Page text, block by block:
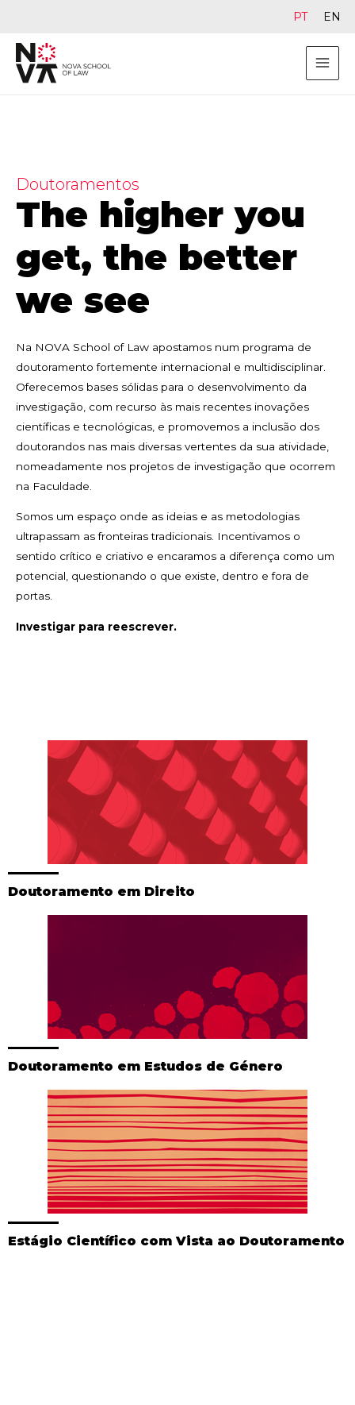
Doutoramentos
The higher you
get, the better
we see
Na NOVA School of Law apostamos num programa de
doutoramento fortemente internacional e multidisciplinar.
Oferecemos bases sólidas para o desenvolvimento da
investigação, com recurso às mais recentes inovações
científicas e tecnológicas, e promovemos a inclusão dos
doutorandos nas mais diversas vertentes da sua atividade,
nomeadamente nos projetos de investigação que ocorrem
na Faculdade.
Somos um espaço onde as ideias e as metodologias
ultrapassam as fronteiras tradicionais. Incentivamos o
sentido crítico e criativo e encaramos a diferença como um
potencial, questionando o que existe, dentro e fora de
portas.
Investigar para reescrever.
Doutoramento em Direito
Doutoramento em Estudos de Género
Estágio Científico com Vista ao Doutoramento
PT EN